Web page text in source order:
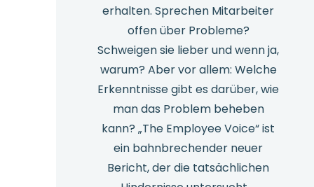
erhalten. Sprechen Mitarbeiter
offen über Probleme?
Schweigen sie lieber und wenn ja,
warum? Aber vor allem: Welche
Erkenntnisse gibt es darüber, wie
man das Problem beheben
kann? „The Employee Voice“ ist
ein bahnbrechender neuer
Bericht, der die tatsächlichen